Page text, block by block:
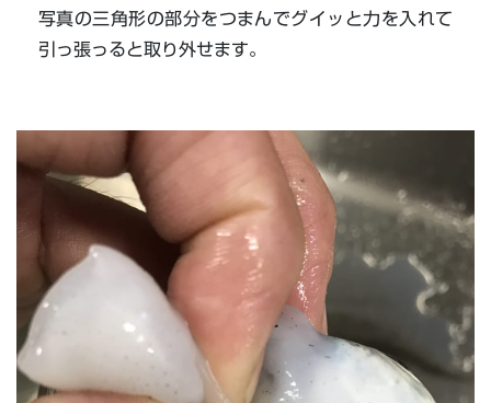
写真の三角形の部分をつまんでグイッと力を入れて
引っ張っると取り外せます。